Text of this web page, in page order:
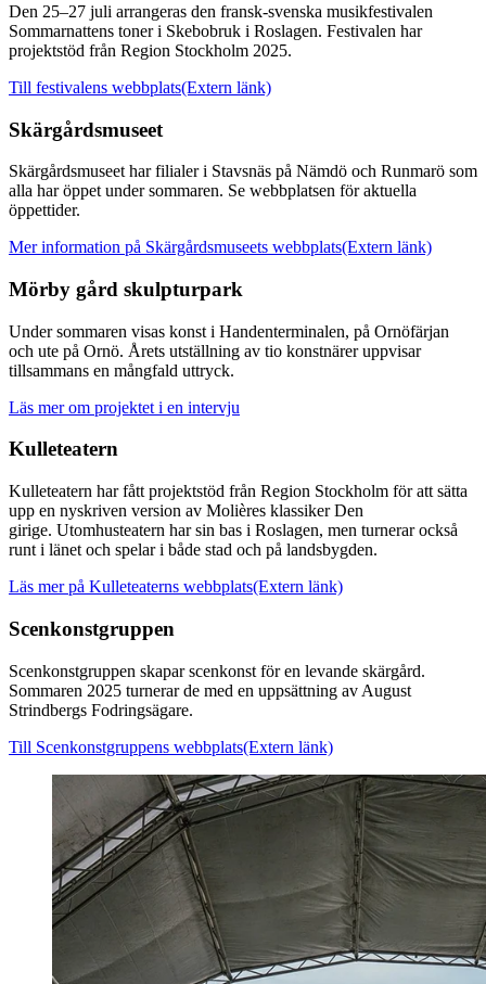
Den 25–27 juli arrangeras den fransk-svenska musikfestivalen
Sommarnattens toner i Skebobruk i Roslagen. Festivalen har
projektstöd från Region Stockholm 2025.
Till festivalens webbplats(Extern länk)
Skärgårdsmuseet
Skärgårdsmuseet har filialer i Stavsnäs på Nämdö och Runmarö som
alla har öppet under sommaren. Se webbplatsen för aktuella
öppettider.
Mer information på Skärgårdsmuseets webbplats(Extern länk)
Mörby gård skulpturpark
Under sommaren visas konst i Handenterminalen, på Ornöfärjan
och ute på Ornö. Årets utställning av tio konstnärer uppvisar
tillsammans en mångfald uttryck.
Läs mer om projektet i en intervju
Kulleteatern
Kulleteatern har fått projektstöd från Region Stockholm för att sätta
upp en nyskriven version av Molières klassiker Den
girige. Utomhusteatern har sin bas i Roslagen, men turnerar också
runt i länet och spelar i både stad och på landsbygden.
Läs mer på Kulleteaterns webbplats(Extern länk)
Scenkonstgruppen
Scenkonstgruppen skapar scenkonst för en levande skärgård.
Sommaren 2025 turnerar de med en uppsättning av August
Strindbergs Fodringsägare.
Till Scenkonstgruppens webbplats(Extern länk)